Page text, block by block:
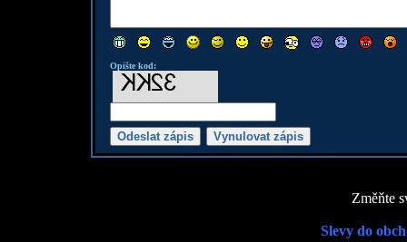
Opište kod:
Změňte
Slevy do